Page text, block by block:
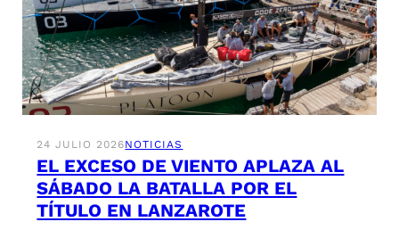
24 JULIO 2026NOTICIAS
EL EXCESO DE VIENTO APLAZA AL
SÁBADO LA BATALLA POR EL
TÍTULO EN LANZAROTE